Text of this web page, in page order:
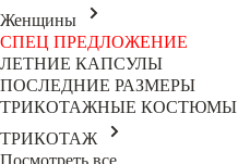
Женщины
СПЕЦ ПРЕДЛОЖЕНИЕ
ЛЕТНИЕ КАПСУЛЫ
ПОСЛЕДНИЕ РАЗМЕРЫ
ТРИКОТАЖНЫЕ КОСТЮМЫ
ТРИКОТАЖ
Посмотреть все